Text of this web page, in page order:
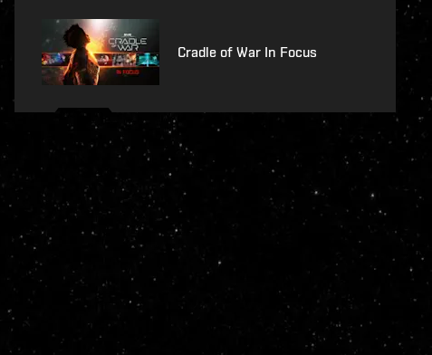
Cradle of War In Focus